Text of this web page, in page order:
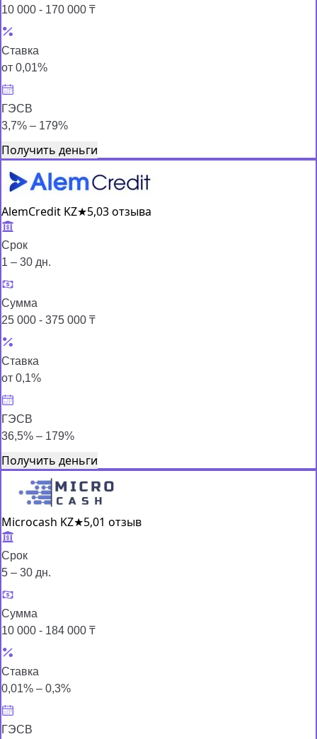
10 000 - 170 000 ₸
Ставка
от 0,01%
ГЭСВ
3,7% – 179%
Получить деньги
AlemCredit KZ★5,03 отзыва
Срок
1 – 30 дн.
Сумма
25 000 - 375 000 ₸
Ставка
от 0,1%
ГЭСВ
36,5% – 179%
Получить деньги
Microcash KZ★5,01 отзыв
Срок
5 – 30 дн.
Сумма
10 000 - 184 000 ₸
Ставка
0,01% – 0,3%
ГЭСВ